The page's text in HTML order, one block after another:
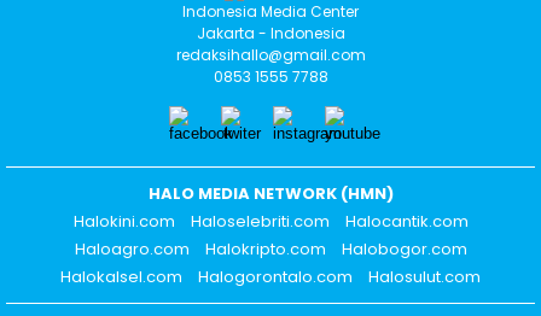
Indonesia Media Center
Jakarta - Indonesia
redaksihallo@gmail.com
0853 1555 7788
HALO MEDIA NETWORK (HMN)
Halokini.com
Haloselebriti.com
Halocantik.com
Haloagro.com
Halokripto.com
Halobogor.com
Halokalsel.com
Halogorontalo.com Halosulut.com